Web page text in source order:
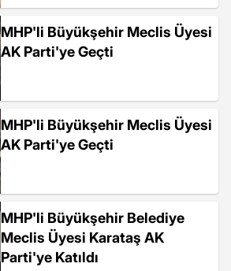
MHP'li Büyükşehir Meclis Üyesi
AK Parti'ye Geçti
MHP'li Büyükşehir Meclis Üyesi
AK Parti'ye Geçti
MHP'li Büyükşehir Belediye
Meclis Üyesi Karataş AK
Parti'ye Katıldı